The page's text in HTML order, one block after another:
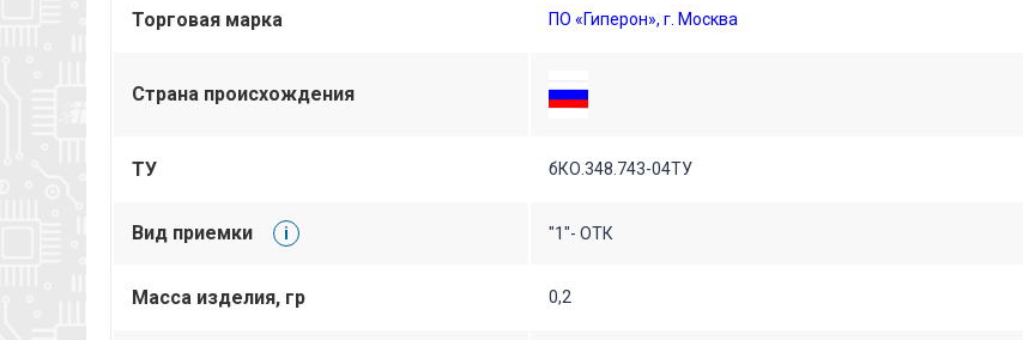
Торговая марка ПО «Гиперон», г. Москва
Страна происхождения
ТУ бКО.348.743-04ТУ
Вид приемки i "1"- ОТК
Масса изделия, гр 0,2